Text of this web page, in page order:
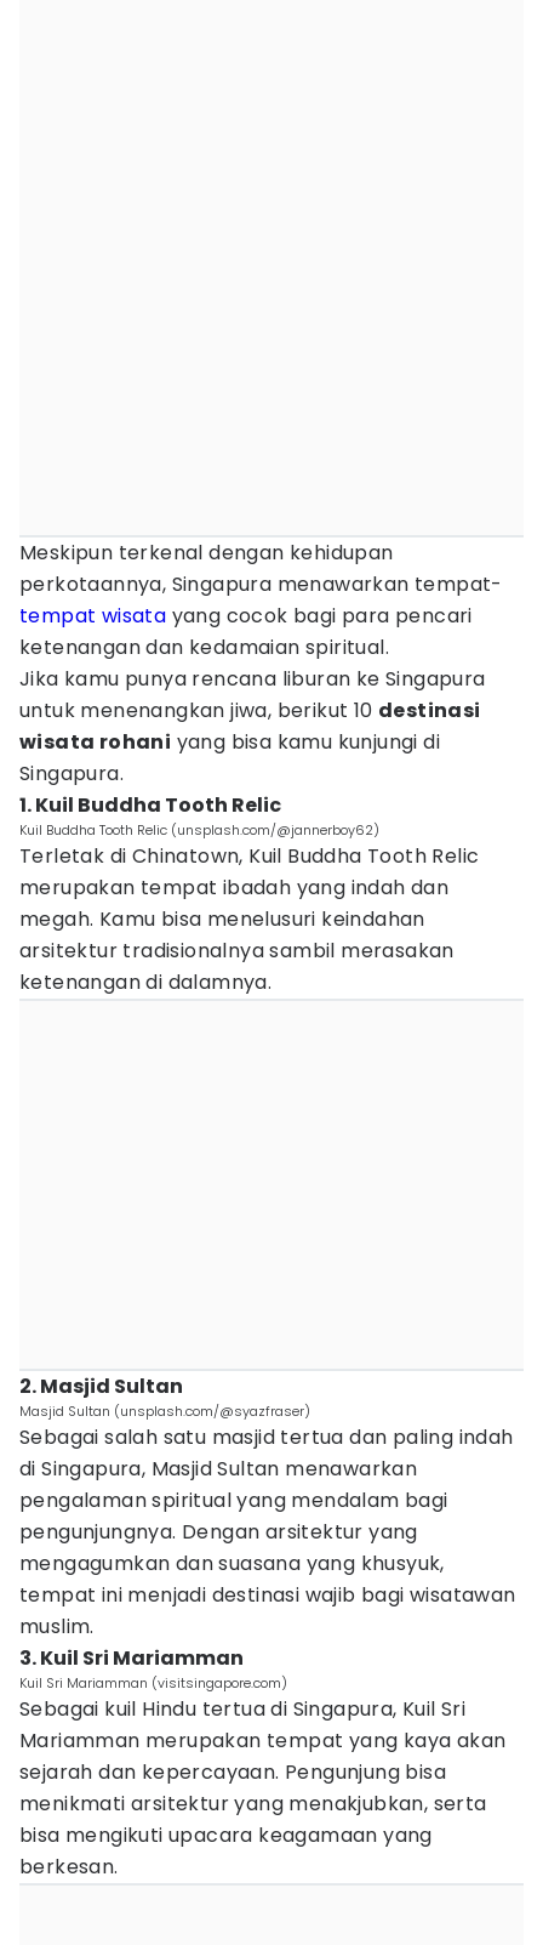
Meskipun terkenal dengan kehidupan
perkotaannya, Singapura menawarkan tempat-
tempat wisata yang cocok bagi para pencari
ketenangan dan kedamaian spiritual.
Jika kamu punya rencana liburan ke Singapura
untuk menenangkan jiwa, berikut 10 destinasi
wisata rohani yang bisa kamu kunjungi di
Singapura.
1. Kuil Buddha Tooth Relic
Kuil Buddha Tooth Relic (unsplash.com/@jannerboy62)
Terletak di Chinatown, Kuil Buddha Tooth Relic
merupakan tempat ibadah yang indah dan
megah. Kamu bisa menelusuri keindahan
arsitektur tradisionalnya sambil merasakan
ketenangan di dalamnya.
2. Masjid Sultan
Masjid Sultan (unsplash.com/@syazfraser)
Sebagai salah satu masjid tertua dan paling indah
di Singapura, Masjid Sultan menawarkan
pengalaman spiritual yang mendalam bagi
pengunjungnya. Dengan arsitektur yang
mengagumkan dan suasana yang khusyuk,
tempat ini menjadi destinasi wajib bagi wisatawan
muslim.
3. Kuil Sri Mariamman
Kuil Sri Mariamman (visitsingapore.com)
Sebagai kuil Hindu tertua di Singapura, Kuil Sri
Mariamman merupakan tempat yang kaya akan
sejarah dan kepercayaan. Pengunjung bisa
menikmati arsitektur yang menakjubkan, serta
bisa mengikuti upacara keagamaan yang
berkesan.